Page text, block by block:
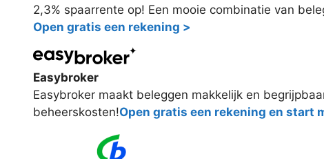
2,3% spaarrente op! Een mooie combinatie van
Open gratis een rekening >
Easybroker
Easybroker maakt beleggen makkelijk en
beheerskosten!Open gratis een rekening en start